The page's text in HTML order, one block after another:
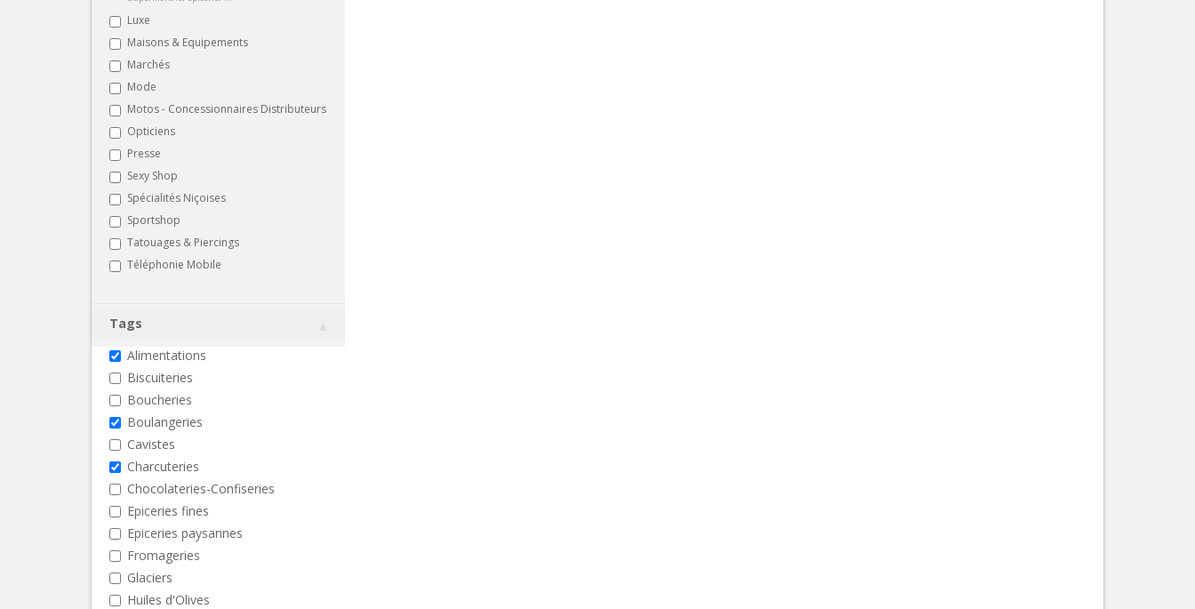
Luxe
Maisons & Equipements
Marchés
Mode
Motos - Concessionnaires Distributeurs
Opticiens
Presse
Sexy Shop
Spécialités Niçoises
Sportshop
Tatouages & Piercings
Téléphonie Mobile
Tags
Alimentations
Biscuiteries
Boucheries
Boulangeries
Cavistes
Charcuteries
Chocolateries-Confiseries
Epiceries fines
Epiceries paysannes
Fromageries
Glaciers
Huiles d'Olives